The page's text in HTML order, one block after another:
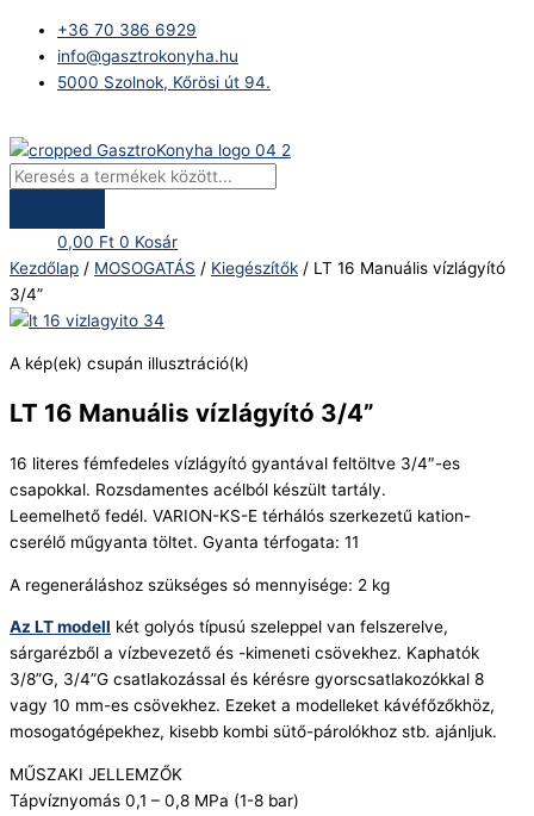
content
+36 70 386 6929
info@gasztrokonyha.hu
5000 Szolnok, Kőrösi út 94.
search
0,00 Ft 0 Kosár
Kezdőlap / MOSOGATÁS / Kiegészítők / LT 16 Manuális vízlágyító
3/4”
A kép(ek) csupán illusztráció(k)
LT 16 Manuális vízlágyító 3/4”
16 literes fémfedeles vízlágyító gyantával feltöltve 3/4″-es
csapokkal. Rozsdamentes acélból készült tartály.
Leemelhető fedél. VARION-KS-E térhálós szerkezetű kation-
cserélő műgyanta töltet. Gyanta térfogata: 11
A regeneráláshoz szükséges só mennyisége: 2 kg
Az LT modell két golyós típusú szeleppel van felszerelve,
sárgarézből a vízbevezető és -kimeneti csövekhez. Kaphatók
3/8”G, 3/4”G csatlakozással és kérésre gyorscsatlakozókkal 8
vagy 10 mm-es csövekhez. Ezeket a modelleket kávéfőzőkhöz,
mosogatógépekhez, kisebb kombi sütő-párolókhoz stb. ajánljuk.
MŰSZAKI JELLEMZŐK
Tápvíznyomás 0,1 – 0,8 MPa (1-8 bar)
16
Manuális
vízlágyító
mennyiség